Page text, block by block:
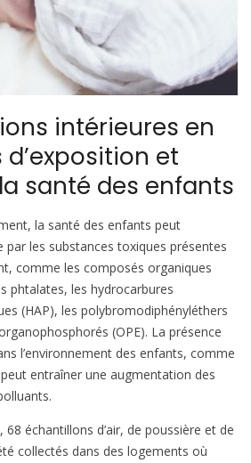
intérieures en
d’exposition et
santé des enfants
la santé des enfants peut
les substances toxiques présentes
comme les composés organiques
phtalates, les hydrocarbures
(HAP), les polybromodiphényléthers
(OPE). La présence
l’environnement des enfants, comme
entraîner une augmentation des
échantillons d’air, de poussière et de
collectés dans des logements où